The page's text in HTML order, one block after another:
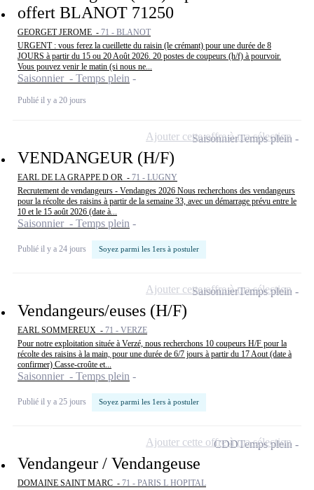
offert BLANOT 71250
GEORGET JEROME - 71 - BLANOT
URGENT : vous ferez la cueillette du raisin (le crémant) pour une durée de 8
JOURS à partir du 15 ou 20 Août 2026. 20 postes de coupeurs (h/f) à pourvoir.
Vous pouvez venir le matin (si nous ne...
Saisonnier - Temps plein
Publié il y a 20 jours
VENDANGEUR (H/F)
EARL DE LA GRAPPE D OR - 71 - LUGNY
Recrutement de vendangeurs - Vendanges 2026 Nous recherchons des vendangeurs
pour la récolte des raisins à partir de la semaine 33, avec un démarrage prévu entre le
10 et le 15 août 2026 (date à...
Saisonnier - Temps plein
Publié il y a 24 jours Soyez parmi les 1ers à postuler
SaisonnierTemps plein
Ajouter cette offre à ma sélection
Vendangeurs/euses (H/F)
EARL SOMMEREUX - 71 - VERZE
Pour notre exploitation située à Verzé, nous recherchons 10 coupeurs H/F pour la
récolte des raisins à la main, pour une durée de 6/7 jours à partir du 17 Aout (date à
confirmer) Casse-croûte et...
Saisonnier - Temps plein
Publié il y a 25 jours Soyez parmi les 1ers à postuler
SaisonnierTemps plein
Ajouter cette offre à ma sélection
Vendangeur / Vendangeuse
DOMAINE SAINT MARC - 71 - PARIS L HOPITAL
CDDTemps plein
Ajouter cette offre à ma sélection